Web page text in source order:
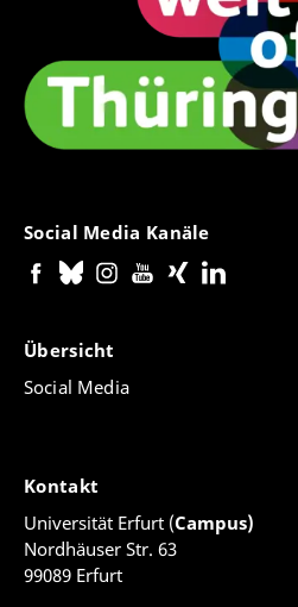
Social Media Kanäle
Übersicht
Social Media
Kontakt
Universität Erfurt (Campus)
Nordhäuser Str. 63
99089 Erfurt